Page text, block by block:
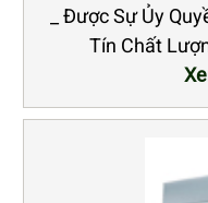
_ Được Sự Ủy
Tín Chất